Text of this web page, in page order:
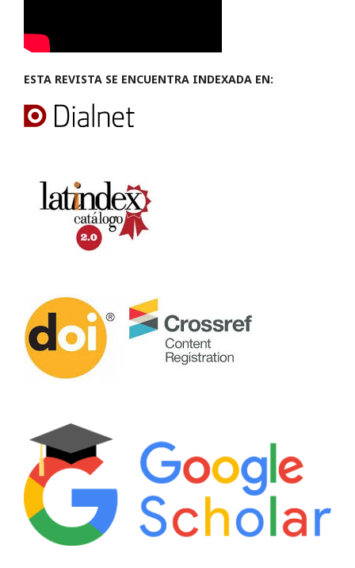
ESTA REVISTA SE ENCUENTRA INDEXADA EN: